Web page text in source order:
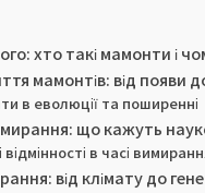
хто такі мамонти і
мамонтів: від появи
в еволюції та поширенні
що кажуть
відмінності в часі
від клімату до